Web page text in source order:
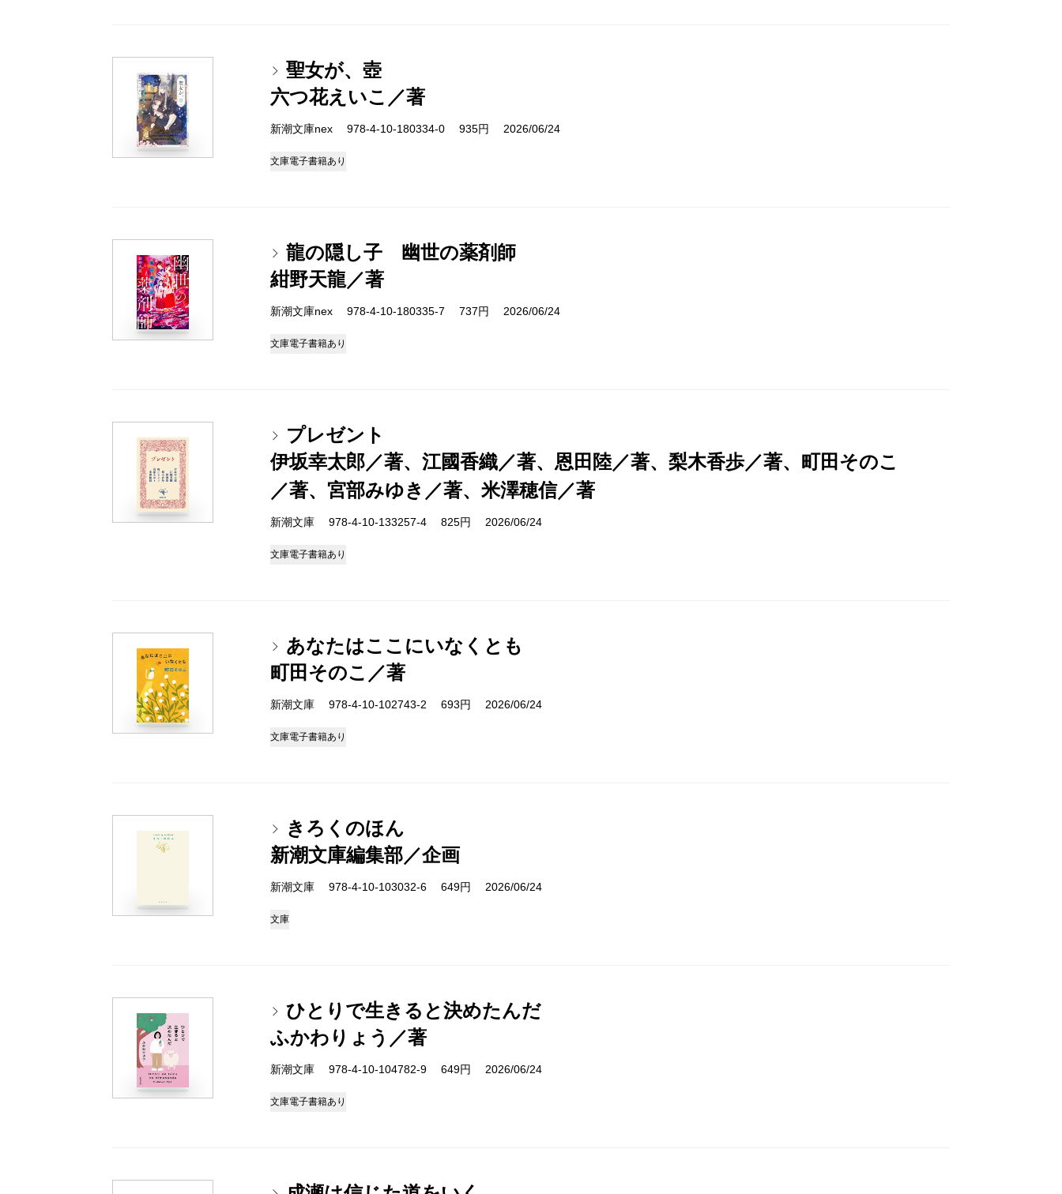
聖女が、壺
六つ花えいこ／著
新潮文庫nex 978-4-10-180334-0 935円 2026/06/24
文庫電子書籍あり
龍の隠し子 幽世の薬剤師
紺野天龍／著
新潮文庫nex 978-4-10-180335-7 737円 2026/06/24
文庫電子書籍あり
プレゼント
伊坂幸太郎／著、江國香織／著、恩田陸／著、梨木香歩／著、町田そのこ
／著、宮部みゆき／著、米澤穂信／著
新潮文庫 978-4-10-133257-4 825円 2026/06/24
文庫電子書籍あり
あなたはここにいなくとも
町田そのこ／著
新潮文庫 978-4-10-102743-2 693円 2026/06/24
文庫電子書籍あり
きろくのほん
新潮文庫編集部／企画
新潮文庫 978-4-10-103032-6 649円 2026/06/24
文庫
ひとりで生きると決めたんだ
ふかわりょう／著
新潮文庫 978-4-10-104782-9 649円 2026/06/24
文庫電子書籍あり